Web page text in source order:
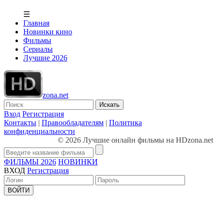
☰
Главная
Новинки кино
Фильмы
Сериалы
Лучшие 2026
zona.net
Искать
Вход Регистрация
Контакты | Правообладателям | Политика
конфиденциальности
© 2026 Лучшие онлайн фильмы на HDzona.net
ФИЛЬМЫ 2026 НОВИНКИ
ВХОД Регистрация